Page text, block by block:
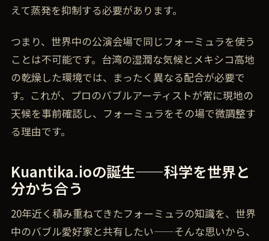
えて蒸発を抑制する必要があります。
つまり、世界中の公演会場で同じフォーミュラを使う
ことは不可能です。台湾の湿潤な気候とメキシコ高地
の乾燥した環境では、まったく異なる配合が必要で
す。これが、プロのバブルアーティストが常に現地の
天候を事前確認し、フォーミュラをその場で微調整す
る理由です。
Kuantika.ioの誕生——科学を世界と
分かち合う
20年近く積み重ねてきたフォーミュラの知識を、世界
中のバブル愛好家と共有したい——そんな思いから、